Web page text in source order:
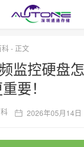
科- 正文
监控硬盘
要！
2026年05月14日